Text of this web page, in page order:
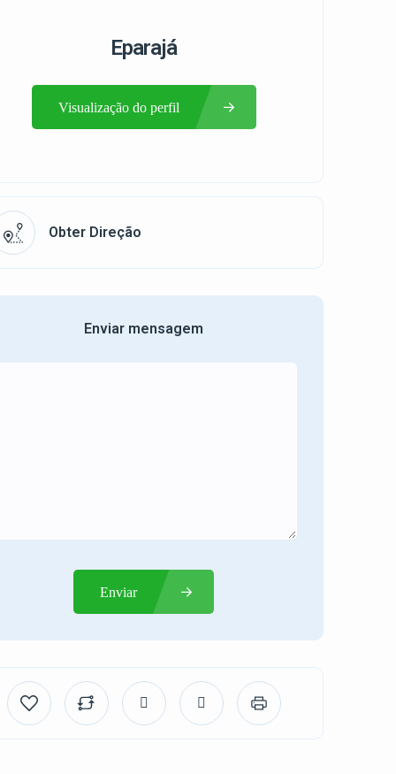
Eparajá
Visualização do perfil
Obter Direção
Enviar mensagem
Enviar